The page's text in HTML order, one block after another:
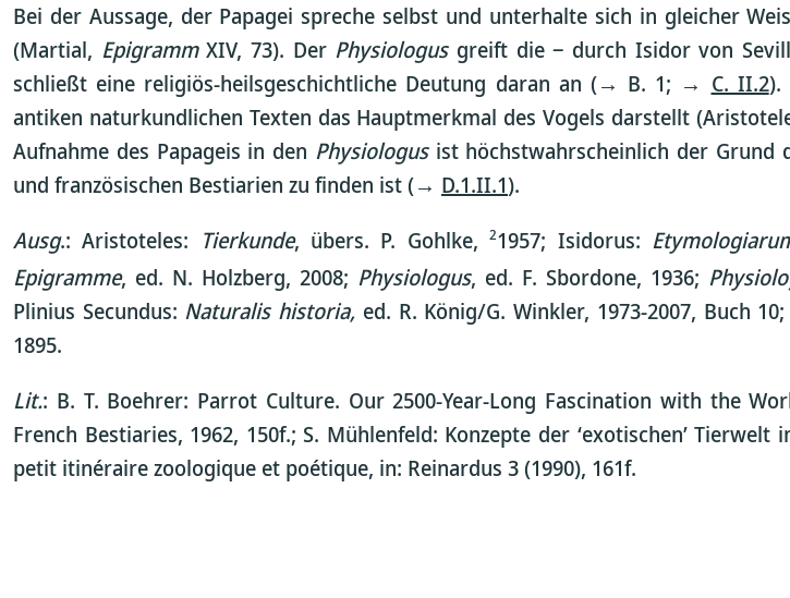
Bei der Aussage, der Papagei spreche selbst und unterhalte sich in gleicher
(Martial, EpigrammXIV, 73). Der Physiologusgreift die ‒ durch Isidor von
schließt eine religiös-heilsgeschichtliche Deutung daran an (→ B. 1; → C. II.2).
antiken naturkundlichen Texten das Hauptmerkmal des Vogels darstellt
Aufnahme des Papageis in den Physiologusist höchstwahrscheinlich der Grund
und französischen Bestiarien zu finden ist (→ D.1.II.1).
Ausg.: Aristoteles: Tierkunde, übers. P. Gohlke,21957; Isidorus:
Epigramme, ed. N. Holzberg, 2008; Physiologus, ed. F. Sbordone, 1936;
Plinius Secundus: Naturalis historia, ed. R. König/G. Winkler, 1973-2007, Buch
1895.
Lit.: B. T. Boehrer: Parrot Culture. Our 2500-Year-Long Fascination with the
French Bestiaries, 1962, 150f.; S. Mühlenfeld: Konzepte der ʻexotischenʼ
petit itinéraire zoologique et poétique, in: Reinardus 3 (1990), 161f.